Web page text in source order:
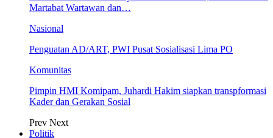
Martabat Wartawan dan…
Nasional
Penguatan AD/ART, PWI Pusat Sosialisasi Lima PO
Komunitas
Pimpin HMI Komipam, Juhardi Hakim siapkan transpformasi
Kader dan Gerakan Sosial
Prev Next
Politik